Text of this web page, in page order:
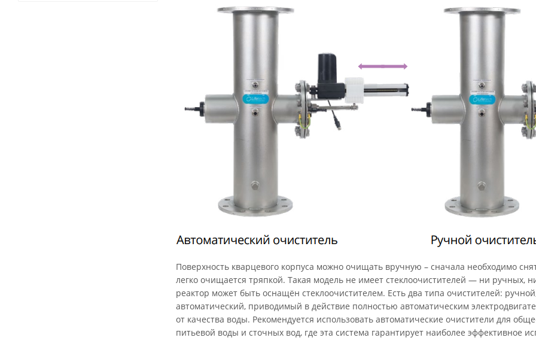
Поверхность кварцевого корпуса можно очищать вручную – сначала необходимо
легко очищается тряпкой. Такая модель не имеет стеклоочистителей — ни ручных,
реактор может быть оснащён стеклоочистителем. Есть два типа очистителей:
автоматический, приводимый в действие полностью автоматическим
от качества воды. Рекомендуется использовать автоматические очистители для
питьевой воды и сточных вод, где эта система гарантирует наиболее эффективное